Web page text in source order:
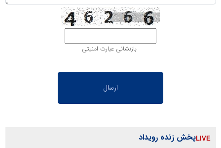
بازنشانی عبارت امنیتی
پخش زنده رویداد